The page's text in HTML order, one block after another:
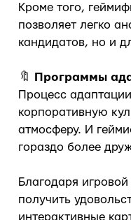
Кроме того,
позволяет легко
кандидатов, но и
🔖
Программы
Процесс
корпоративную
атмосферу. И
гораздо более
Благодаря
получить
интерактивные